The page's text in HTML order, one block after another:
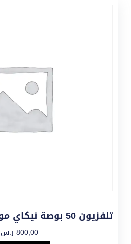
تلفزيون 50 بوصة نيكاي موديل UHD50SLED
800,00 ر.س